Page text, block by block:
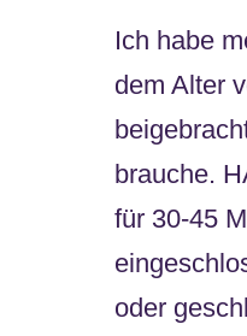
Ich habe
dem Alter
brauche.
für 30-45
oder